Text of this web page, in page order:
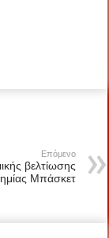
Επόμενο
βελτίωσης
Μπάσκετ